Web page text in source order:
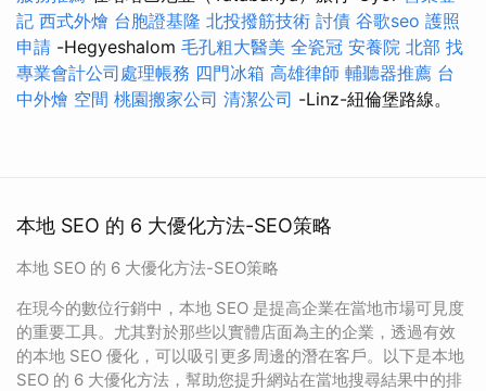
記 西式外燴 台胞證基隆 北投撥筋技術 討債 谷歌seo 護照
申請 -Hegyeshalom 毛孔粗大醫美 全瓷冠 安養院 北部 找
專業會計公司處理帳務 四門冰箱 高雄律師 輔聽器推薦 台
中外燴 空間 桃園搬家公司 清潔公司 -Linz-紐倫堡路線。
本地 SEO 的 6 大優化方法-SEO策略
本地 SEO 的 6 大優化方法-SEO策略
在現今的數位行銷中，本地 SEO 是提高企業在當地市場可見度
的重要工具。尤其對於那些以實體店面為主的企業，透過有效
的本地 SEO 優化，可以吸引更多周邊的潛在客戶。以下是本地
SEO 的 6 大優化方法，幫助您提升網站在當地搜尋結果中的排